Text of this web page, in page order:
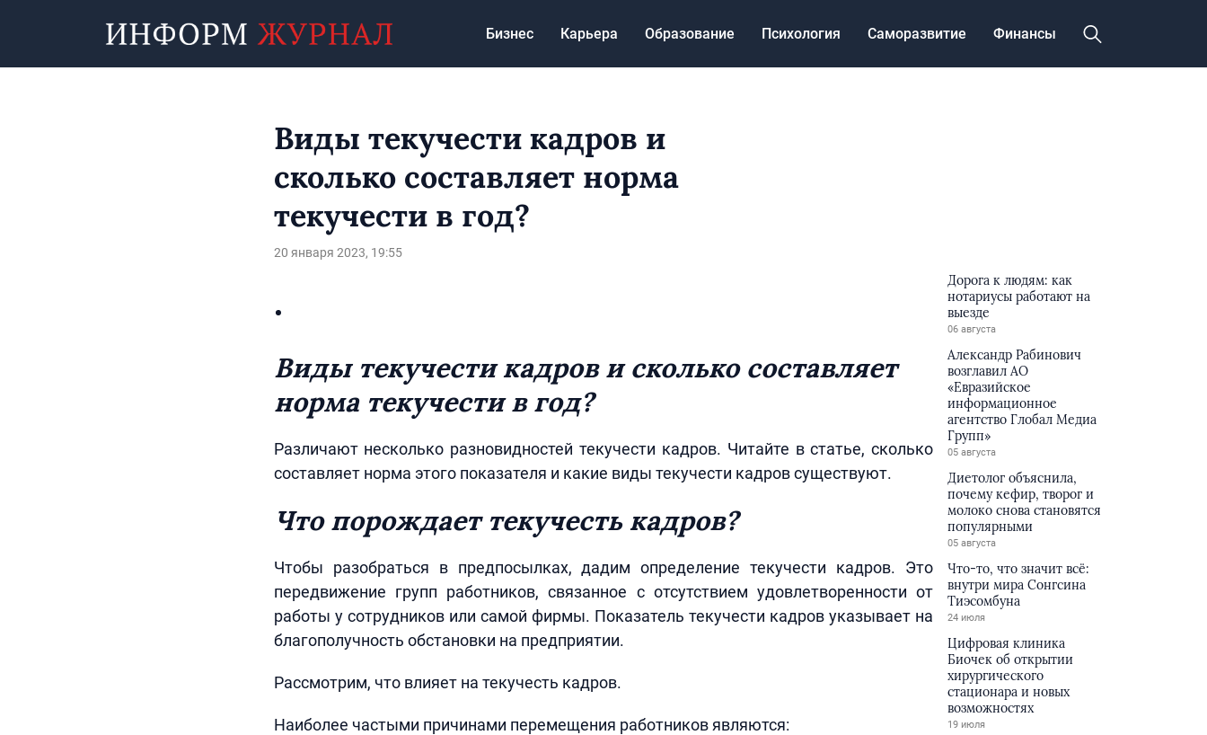
Бизнес Карьера Образование Психология Саморазвитие Финансы
Виды текучести кадров и
сколько составляет норма
текучести в год?
20 января 2023, 19:55
Виды текучести кадров и сколько составляет
норма текучести в год?
Различают несколько разновидностей текучести кадров. Читайте в статье, сколько
составляет норма этого показателя и какие виды текучести кадров существуют.
Что порождает текучесть кадров?
Чтобы разобраться в предпосылках, дадим определение текучести кадров. Это
передвижение групп работников, связанное с отсутствием удовлетворенности от
работы у сотрудников или самой фирмы. Показатель текучести кадров указывает на
благополучность обстановки на предприятии.
Рассмотрим, что влияет на текучесть кадров.
Наиболее частыми причинами перемещения работников являются:
Дорога к людям: как
нотариусы работают на
выезде
06 августа
Александр Рабинович
возглавил АО
«Евразийское
информационное
агентство Глобал Медиа
Групп»
05 августа
Диетолог объяснила,
почему кефир, творог и
молоко снова становятся
популярными
05 августа
Что-то, что значит всё:
внутри мира Сонгсина
Тиэсомбуна
24 июля
Цифровая клиника
Биочек об открытии
хирургического
стационара и новых
возможностях
19 июля